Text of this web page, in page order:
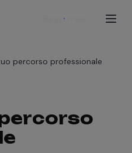
Registrati
percorso professionale